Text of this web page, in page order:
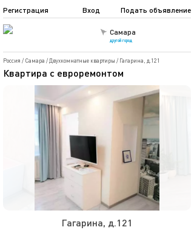
Самара
другой город
Подать объявление
Регистрация Вход
Россия / Самара / Двухкомнатные квартиры / Гагарина, д.121
Квартира с евроремонтом
Гагарина, д.121